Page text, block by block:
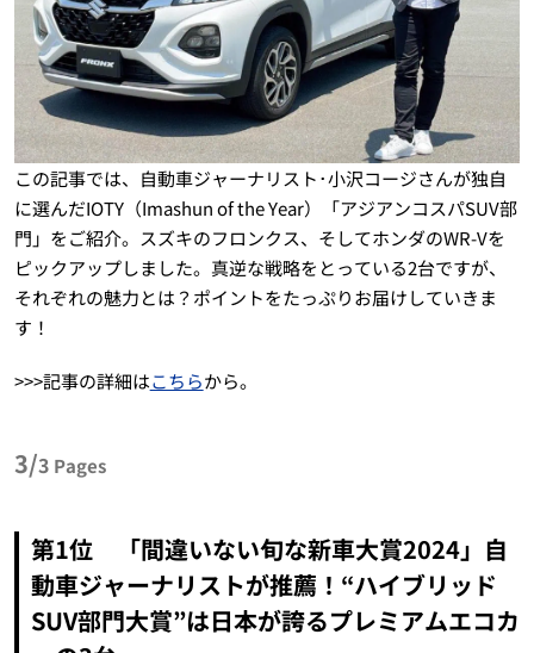
この記事では、自動車ジャーナリスト･小沢コージさんが独自
に選んだIOTY（Imashun of the Year）「アジアンコスパSUV部
門」をご紹介。スズキのフロンクス、そしてホンダのWR-Vを
ピックアップしました。真逆な戦略をとっている2台ですが、
それぞれの魅力とは？ポイントをたっぷりお届けしていきま
す！
>>>記事の詳細はこちらから。
3/3 Pages
第1位 「間違いない旬な新車大賞2024」自
動車ジャーナリストが推薦！“ハイブリッド
SUV部門大賞”は日本が誇るプレミアムエコカ